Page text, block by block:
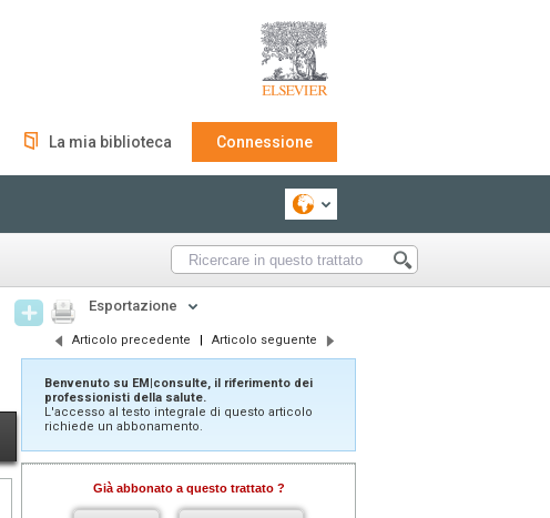
La mia biblioteca Connessione
Esportazione
Articolo precedente | Articolo seguente
Benvenuto su EM|consulte, il riferimento dei
professionisti della salute.
L'accesso al testo integrale di questo articolo
richiede un abbonamento.
Già abbonato a questo trattato ?